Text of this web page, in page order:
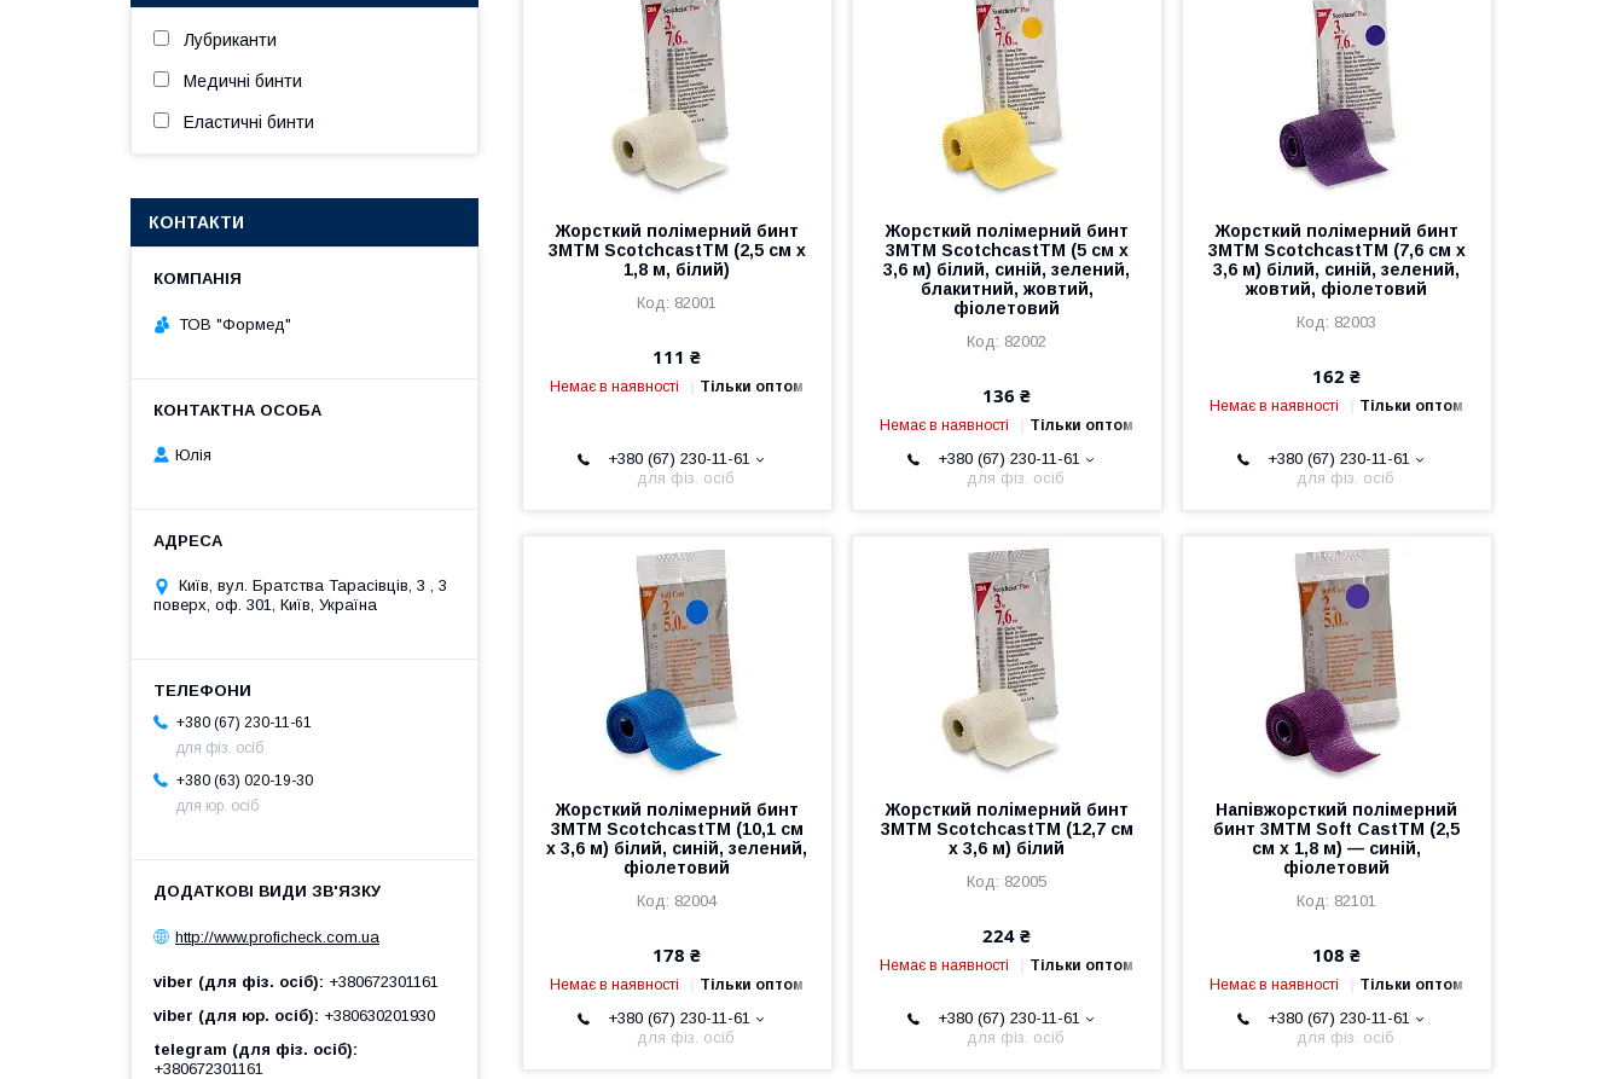
Жорсткий полімерний бинт
3MTM ScotchcastTM (2,5 см х
1,8 м, білий)
82001
111 ₴
Немає в наявності Тільки оптом
+380 (67) 230-11-61
для фіз. осіб
Жорсткий полімерний бинт
3MTM ScotchcastTM (5 см х
3,6 м) білий, синій, зелений,
блакитний, жовтий,
фіолетовий
82002
136 ₴
Немає в наявності Тільки оптом
+380 (67) 230-11-61
для фіз. осіб
Жорсткий полімерний бинт
3MTM ScotchcastTM (7,6 см х
3,6 м) білий, синій, зелений,
жовтий, фіолетовий
82003
162 ₴
Немає в наявності Тільки оптом
+380 (67) 230-11-61
для фіз. осіб
Жорсткий полімерний бинт
3MTM ScotchcastTM (10,1 см
х 3,6 м) білий, синій, зелений,
фіолетовий
82004
178 ₴
Немає в наявності Тільки оптом
+380 (67) 230-11-61
для фіз. осіб
Жорсткий полімерний бинт
3MTM ScotchcastTM (12,7 см
х 3,6 м) білий
82005
224 ₴
Немає в наявності Тільки оптом
+380 (67) 230-11-61
для фіз. осіб
Напівжорсткий полімерний
бинт 3MTM Soft CastTM (2,5
см х 1,8 м) — синій,
фіолетовий
82101
108 ₴
Немає в наявності Тільки оптом
+380 (67) 230-11-61
для фіз. осіб
Лубриканти
Медичні бинти
Еластичні бинти
КОНТАКТИ
ТОВ "Формед"
Юлія
Київ, вул. Братства Тарасівців, 3 , 3
поверх, оф. 301, Київ, Україна
+380 (67) 230-11-61
для фіз. осіб
+380 (63) 020-19-30
для юр. осіб
http://www.proficheck.com.ua
viber (для фіз. осіб)
+380672301161
viber (для юр. осіб)
+380630201930
telegram (для фіз. осіб)
+380672301161